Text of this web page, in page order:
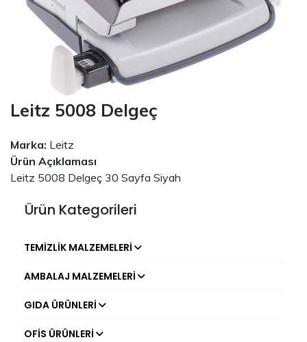
Ürün Kategorileri
TEMIZLIK MALZEMELERI
AMBALAJ MALZEMELERI
GIDA ÜRÜNLERI
OFIS ÜRÜNLERI
Leitz 5008 Delgeç
Marka: Leitz
Ürün Açıklaması
Leitz 5008 Delgeç 30 Sayfa Siyah